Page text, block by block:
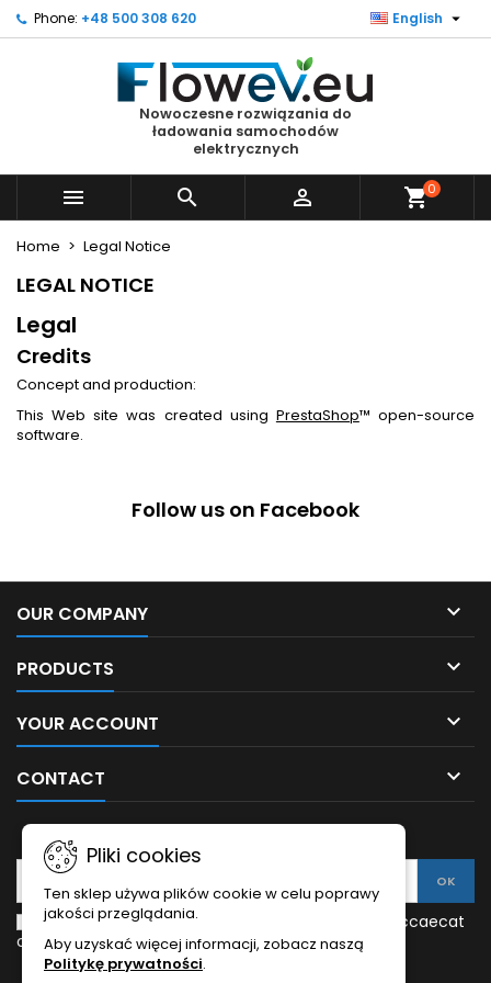
Phone: +48 500 308 620 English 
Nowoczesne rozwiązania do
ładowania samochodów
elektrycznych
   shopping_cart0
Home Legal Notice
LEGAL NOTICE
Legal
Credits
Concept and production:
This Web site was created using PrestaShop™ open-source
software.
Follow us on Facebook
OUR COMPANY 
PRODUCTS 
YOUR ACCOUNT 
CONTACT 
Moje listy życzeń ×
Utwórz nową listę
((modalTitle)) ×
((confirmMessage))
Create wishlist ×
Wishlist name
Create wishlist
Sign in ×
You need to be logged in to save products in your
Cancel Sign in
Pliki cookies
Ten sklep używa plików cookie w celu poprawy
jakości przeglądania.
Aby uzyskać więcej informacji, zobacz naszą
Politykę prywatności.
Enim quis fugiat consequat elit minim nisi eu occaecat
occaecat deserunt aliquip nisi ex deserunt.